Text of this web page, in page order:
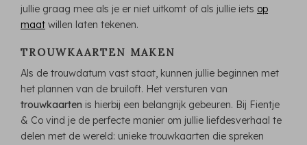
jullie graag mee als je er niet uitkomt of als jullie iets op
maat willen laten tekenen.
TROUWKAARTEN MAKEN
Als de trouwdatum vast staat, kunnen jullie beginnen met
het plannen van de bruiloft. Het versturen van
trouwkaarten is hierbij een belangrijk gebeuren. Bij Fientje
& Co vind je de perfecte manier om jullie liefdesverhaal te
delen met de wereld: unieke trouwkaarten die spreken